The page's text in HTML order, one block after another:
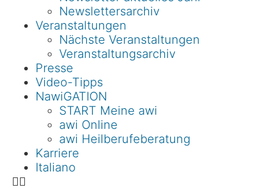
Newslettersarchiv
Veranstaltungen
Nächste Veranstaltungen
Veranstaltungsarchiv
Presse
Video-Tipps
NawiGATION
START Meine awi
awi Online
awi Heilberufeberatung
Karriere
Italiano